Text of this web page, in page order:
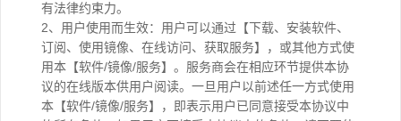
有法律约束力。
2、用户使用而生效：用户可以通过【下载、安装软件、
订阅、使用镜像、在线访问、获取服务】，或其他方式使
用本【软件/镜像/服务】。服务商会在相应环节提供本协
议的在线版本供用户阅读。一旦用户以前述任一方式使用
本【软件/镜像/服务】，即表示用户已同意接受本协议中